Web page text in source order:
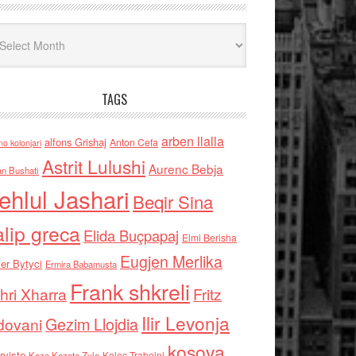
TAGS
kolonjari alfons Grishaj Anton Cefa arben llalla
Bushati Astrit Lulushi Aurenc Bebja
Jashari Beqir Sina
grecaElida Buçpapaj Elmi Berisha
Bytyci Ermira Babamusta Eugjen Merlika
Xharra Frank shkreli Fritz
Gezim Llojdia Ilir Levonja